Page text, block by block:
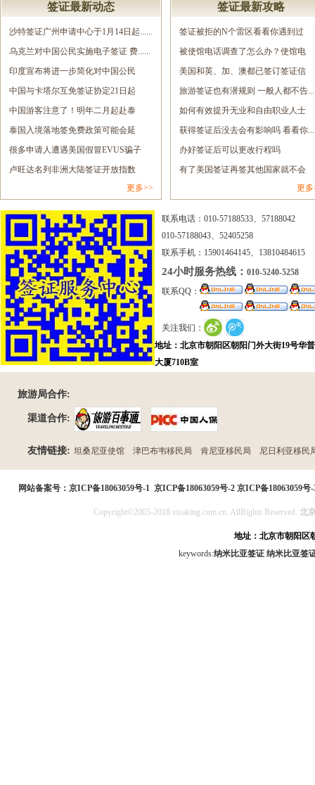
签证最新动态
沙特签证广州申请中心于1月14日起......
乌克兰对中国公民实施电子签证 费......
印度宣布将进一步简化对中国公民
签......
中国与卡塔尔互免签证协定21日起
正......
中国游客注意了！明年二月起赴泰
旅......
泰国入境落地签免费政策可能会延
长......
很多申请人遭遇美国假冒EVUS骗子
网......
卢旺达名列非洲大陆签证开放指数
更多>>
签证最新攻略
签证被拒的N个雷区看看你遇到过
几......
被使馆电话调查了怎么办？使馆电
调......
美国和英、加、澳都已签订签证信
息......
旅游签证也有潜规则 一般人都不告
如何有效提升无业和自由职业人士
的......
获得签证后没去会有影响吗 看看你
办好签证后可以更改行程吗
有了美国签证再签其他国家就不会
更多
联系电话：010-57188533、57188042
010-57188043、52405258
联系手机：15901464145、13810484615
24小时服务热线： 010-5240-5258
联系QQ：
关注我们：
地址：北京市朝阳区朝阳门外大街19号华
大厦710B室
旅游局合作:
渠道合作:
友情链接: 坦桑尼亚使馆 津巴布韦移民局 肯尼亚移民局 尼日利亚移民
网站备案号： 京ICP备18063059号-1 京ICP备18063059号-2 京ICP备18063059号-
Copyright©2005-2018 visaking.com.cn. AllRights Reserved. 北
地址：北京市朝阳区
keywords:纳米比亚签证 纳米比亚签